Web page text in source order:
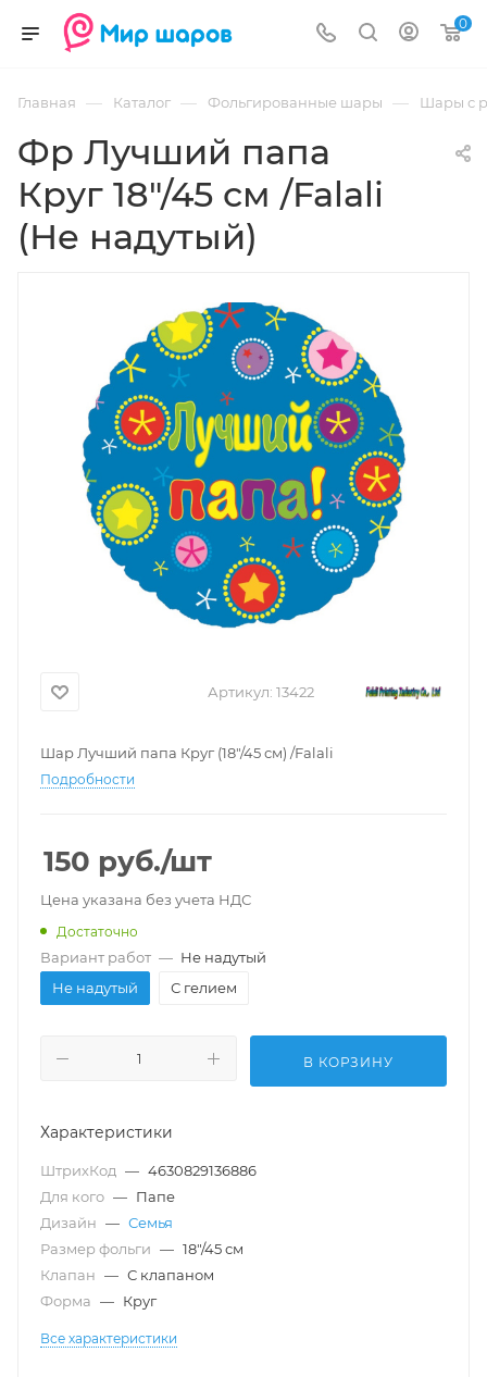
0
Главная — Каталог — Фольгированные шары — Шары с
Фр Лучший папа
Круг 18"/45 см /Falali
(Не надутый)
Артикул: 13422
Шар Лучший папа Круг (18"/45 см) /Falali
Подробности
150 руб./шт
Цена указана без учета НДС
Достаточно
Вариант работ — Не надутый
Не надутый
С гелием
В КОРЗИНУ
Характеристики
ШтрихКод — 4630829136886
Для кого — Папе
Дизайн — Семья
Размер фольги — 18"/45 см
Клапан — С клапаном
Форма — Круг
Все характеристики